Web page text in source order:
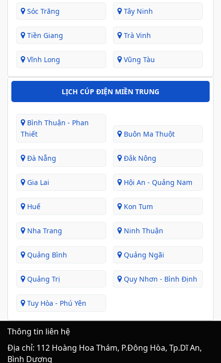
Sóc Trăng Tây Ninh
Tiền Giang Trà Vinh
Vĩnh Long Vũng Tàu
LỊCH CÚP ĐIỆN MIỀN TRUNG
Bình Thuận - Phan
Thiết
Buôn Ma Thuột
Đà Nẵng Đắk Nông
Gia Lai Hội An - Quảng Nam
Huế Kon Tum
Nha Trang Ninh Thuận
Quảng Bình Quảng Ngãi
Quảng Trị Quy Nhơn - Bình Định
Tuy Hòa - Phú Yên
Thông tin liên hệ
Địa chỉ: 112 Hoàng Hoa Thám, P.Đông Hòa, Tp.Dĩ An,
Bình Dương